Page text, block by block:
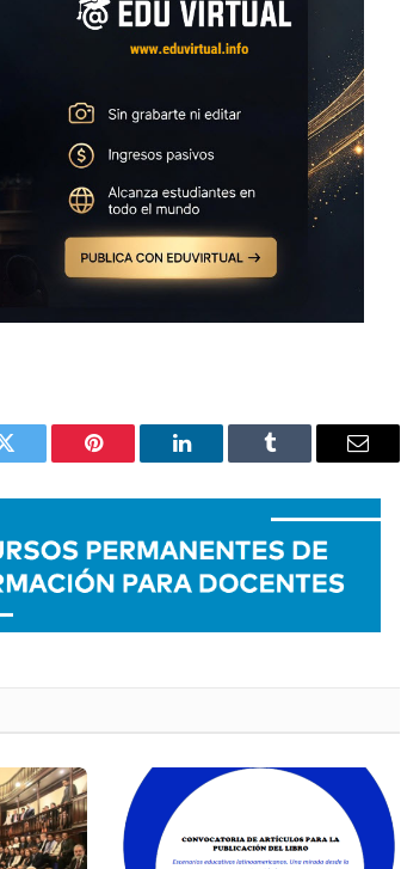
Twitter Pinterest LinkedIn Tumblr Email